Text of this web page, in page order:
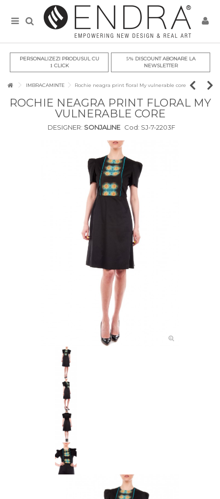
PERSONALIZEZI PRODUSUL CU
1CLICK
5% DISCOUNT ABONARE LA
NEWSLETTER
IMBRACAMINTE Rochie neagra print floral My vulnerable core
ROCHIE NEAGRA PRINT FLORAL MY
VULNERABLE CORE
DESIGNER: SONJALINE Cod: SJ-7-2203F